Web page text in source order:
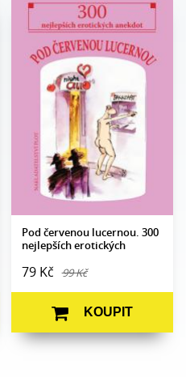
Pod červenou lucernou. 300
nejlepších erotických
79 Kč 99 Kč
Kabaret
Počet
stran:
80
Formát:
105 x 140
V8a (pevná)
Ilustrace Jiří Novák a
Jaroslav Skoupý
Datum
vydání:
16. 6. 2021
KOUPIT